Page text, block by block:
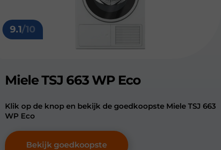
9.1/10
Miele TSJ 663 WP Eco
Klik op de knop en bekijk de goedkoopste Miele TSJ 663
WP Eco
Bekijk goedkoopste